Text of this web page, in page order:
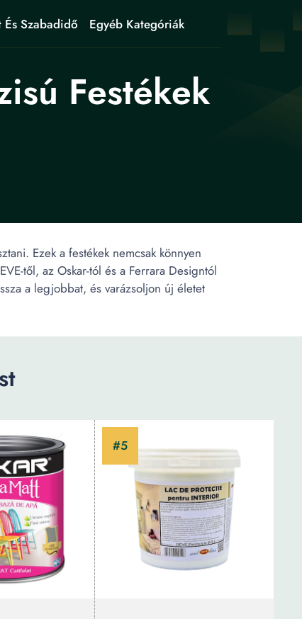
És Szabadidő Egyéb Kategóriák
Festékek
Ezek a festékek nemcsak könnyen
től, az Oskar-tól és a Ferrara Designtól
a legjobbat, és varázsoljon új életet